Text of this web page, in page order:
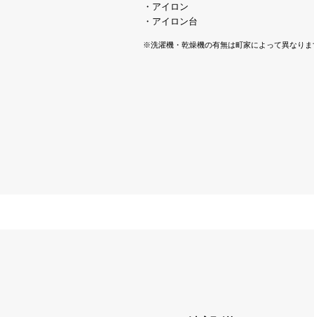
・アイロン
・アイロン台
※洗濯機・乾燥機の有無は町家によって異なりま